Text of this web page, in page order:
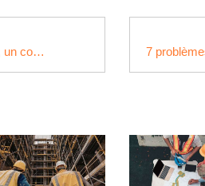
La protection juridique, un complément à l'assurance décennale